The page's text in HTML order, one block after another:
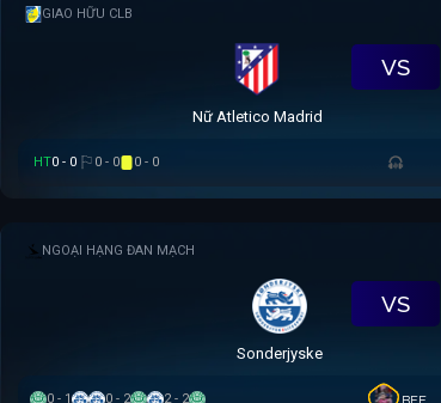
GIAO HỮU CLB
Nữ Atletico Madrid
VS
HT0 - 0 0 - 0 0 - 0
NGOẠI HẠNG ĐAN MẠCH
Sonderjyske
VS
0 - 1 0 - 2 2 - 2